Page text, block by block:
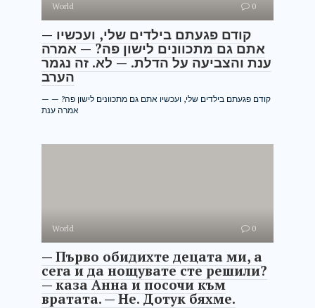
World 0
— קודם פגעתם בילדים שלי, ועכשיו
אתם גם מתכוונים לישון פה? — אמרה
ענת והצביעה על הדלת. — לא. זה נגמר
הערב
— קודם פגעתם בילדים שלי, ועכשיו אתם גם מתכוונים לישון פה? —
אמרה ענת
World 0
— Първо обидихте децата ми, а
сега и да нощувате сте решили?
— каза Анна и посочи към
вратата. — Не. Дотук бяхме.